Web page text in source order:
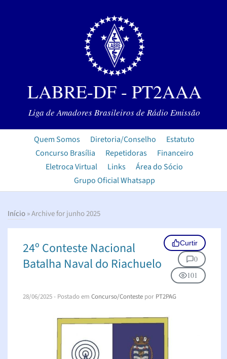
LABRE-DF - PT2AAA
Liga de Amadores Brasileiros de Rádio Emissão
Quem Somos Diretoria/Conselho
Estatuto
Concurso Brasília
Repetidoras
Financeiro
Eletroca Virtual
Links
Área do Sócio
Grupo Oficial Whatsapp
Início» Archive for junho 2025
24º Conteste Nacional
Batalha Naval do Riachuelo
Curtir
0
101
28/06/2025- Postado em Concurso/Conteste por PT2PAG